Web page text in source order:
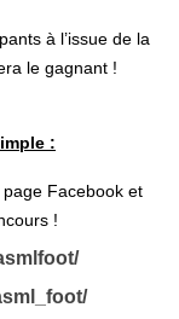
à l’issue de la
le gagnant !
:
Facebook et
!